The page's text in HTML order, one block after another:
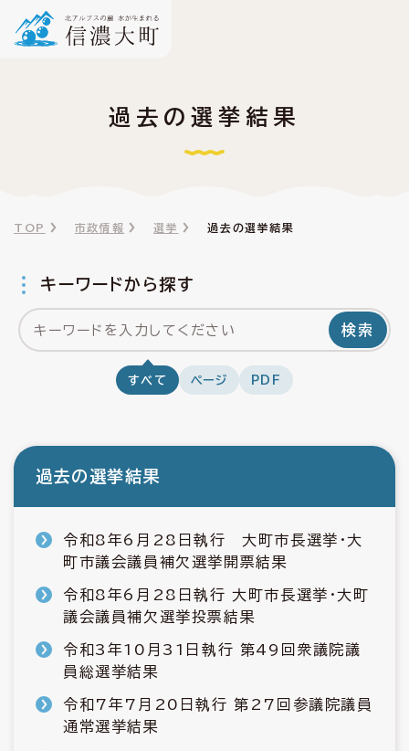
過去の選挙結果
TOP 市政情報 選挙 過去の選挙結果
キーワードから探す
検索
すべて ページ PDF
過去の選挙結果
令和8年6月28日執行 大町市長選挙・大
町市議会議員補欠選挙開票結果
令和8年6月28日執行 大町市長選挙・大町
議会議員補欠選挙投票結果
令和3年10月31日執行 第49回衆議院議
員総選挙結果
令和7年7月20日執行 第27回参議院議員
通常選挙結果